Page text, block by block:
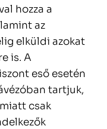
hozza a
az
elküldi azokat
is. A
eső esetén
tartjuk,
csak